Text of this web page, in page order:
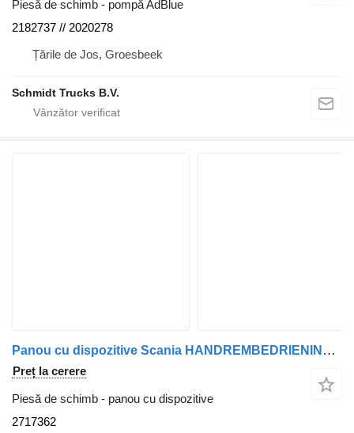
Piesă de schimb - pompă AdBlue
2182737 // 2020278
Țările de Jos, Groesbeek
Schmidt Trucks B.V.
Panou cu dispozitive Scania HANDREMBEDRIENING P 320 EURO 6 2717362 pentru camion
Preț la cerere
Piesă de schimb - panou cu dispozitive
2717362